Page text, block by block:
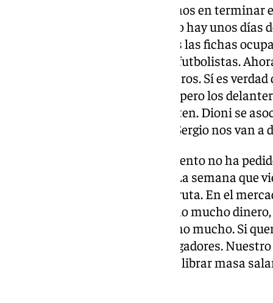
Mercado: «Primero nos centramos en terminar
puntos muy importantes. Luego hay unos días
necesitamos. Como están todas las fichas
alguien, primero hay que sacar futbolistas.
diseñada. Tenemos tres delanteros. Sí es
bueno que esperas de un inicio, pero los
que en algún momento despunten. Dioni se
algunos goles. Creo que Roko y Sergio nos van
«De momento no ha
día a día, no ha habido respiro. La semana que
Loren para diseñar esa hoja de ruta. En el
movimientos. Disponemos de no mucho
Tenemos algo de margen, pero no mucho. Si
salida a alguien. Tenemos 28 jugadores.
de la primera plantilla. Hay que librar masa